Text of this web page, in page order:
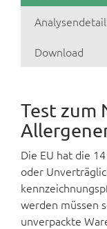
Download
Test zum
Die EU hat die
oder
werden müssen
unverpackte